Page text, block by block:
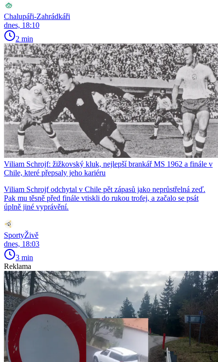
Chalupáři-Zahrádkáři
dnes, 18:10
2 min
Viliam Schrojf: žižkovský kluk, nejlepší brankář MS 1962 a finále v
Chile, které přepsaly jeho kariéru
Viliam Schrojf odchytal v Chile pět zápasů jako neprůstřelná zeď.
Pak mu těsně před finále vtiskli do rukou trofej, a začalo se psát
úplně jiné vyprávění.
SportyŽivě
dnes, 18:03
3 min
Reklama